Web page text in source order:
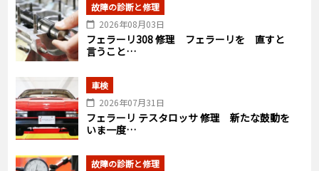
故障の診断と修理
2026年08月03日
フェラーリ308 修理 フェラーリを 直すと
言うこと…
車検
2026年07月31日
フェラーリ テスタロッサ 修理 新たな鼓動を
いま一度…
故障の診断と修理